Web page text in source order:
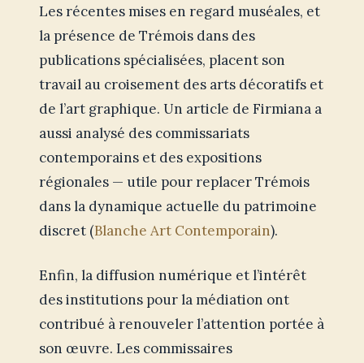
Les récentes mises en regard muséales, et
la présence de Trémois dans des
publications spécialisées, placent son
travail au croisement des arts décoratifs et
de l’art graphique. Un article de Firmiana a
aussi analysé des commissariats
contemporains et des expositions
régionales — utile pour replacer Trémois
dans la dynamique actuelle du patrimoine
discret (Blanche Art Contemporain).
Enfin, la diffusion numérique et l’intérêt
des institutions pour la médiation ont
contribué à renouveler l’attention portée à
son œuvre. Les commissaires